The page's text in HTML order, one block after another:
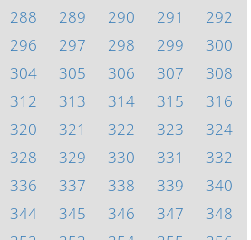
288 289 290 291
292
296 297 298 299
300
304 305 306 307
308
312 313 314 315
316
320 321 322 323
324
328 329 330 331
332
336 337 338 339
340
344 345 346 347
348